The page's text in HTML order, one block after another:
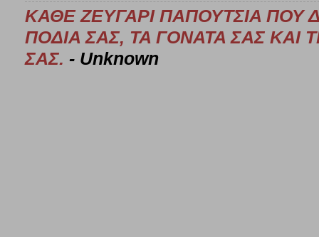
ΚΑΘΕ ΖΕΥΓΑΡΙ ΠΑΠΟΥΤΣΙΑ ΠΟΥ
ΠΟΔΙΑ ΣΑΣ, ΤΑ ΓΟΝΑΤΑ ΣΑΣ ΚΑΙ
ΣΑΣ. - Unknown